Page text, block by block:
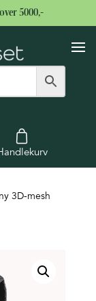
5000,-
3D-mesh